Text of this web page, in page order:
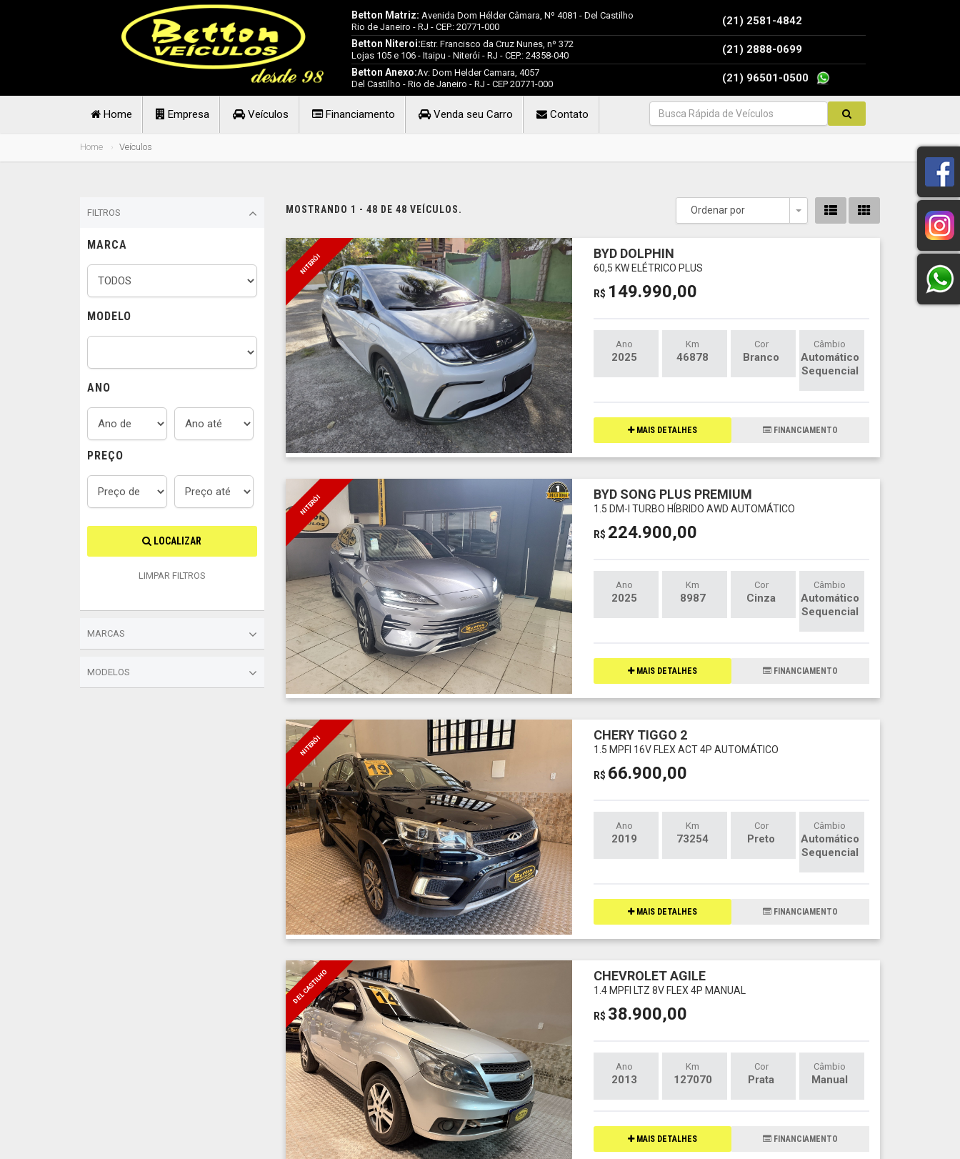
Betton Matriz: Avenida Dom Hélder Câmara, Nº 4081 - Del Castilho
Rio de Janeiro - RJ - CEP.: 20771-000
(21) 2581-4842
Betton Niteroi:Estr. Francisco da Cruz Nunes, nº 372
Lojas 105 e 106 - Itaipu - Niterói - RJ - CEP.: 24358-040
(21) 2888-0699
Betton Anexo:Av: Dom Helder Camara, 4057
Del Castilho - Rio de Janeiro - RJ - CEP 20771-000
(21) 96501-0500
Home Empresa Veículos Financiamento Venda seu Carro Contato
Home Veículos
FILTROS
MARCA
MODELO
ANO
PREÇO
LOCALIZAR
LIMPAR FILTROS
MARCAS
MODELOS
MOSTRANDO 1 - 48 DE 48 VEÍCULOS. Ordenar por
Toggle Dropdown
NITERÓI BYD DOLPHIN
60,5 KW ELÉTRICO PLUS
R$ 149.990,00
Ano
2025
Km
46878
Cor
Branco
Câmbio
Automático
Sequencial
MAIS DETALHES FINANCIAMENTO
NITERÓI BYD SONG PLUS PREMIUM
1.5 DM-I TURBO HÍBRIDO AWD AUTOMÁTICO
R$ 224.900,00
Ano
2025
Km
8987
Cor
Cinza
Câmbio
Automático
Sequencial
MAIS DETALHES FINANCIAMENTO
NITERÓI CHERY TIGGO 2
1.5 MPFI 16V FLEX ACT 4P AUTOMÁTICO
R$ 66.900,00
Ano
2019
Km
73254
Cor
Preto
Câmbio
Automático
Sequencial
MAIS DETALHES FINANCIAMENTO
DEL CASTILHO CHEVROLET AGILE
1.4 MPFI LTZ 8V FLEX 4P MANUAL
R$ 38.900,00
Ano
2013
Km
127070
Cor
Prata
Câmbio
Manual
MAIS DETALHES FINANCIAMENTO